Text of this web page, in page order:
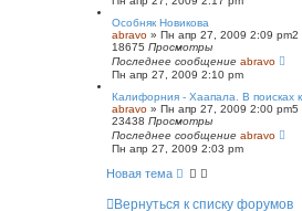
Особняк Новикова
abravo » Пн апр 27, 2009 2:09 pm2
18675 Просмотры
Последнее сообщение abravo
Пн апр 27, 2009 2:10 pm
Калифорния - Хаапала. В поисках
abravo » Пн апр 27, 2009 2:00 pm5
23438 Просмотры
Последнее сообщение abravo
Пн апр 27, 2009 2:03 pm
Новая тема
Вернуться к списку форумов